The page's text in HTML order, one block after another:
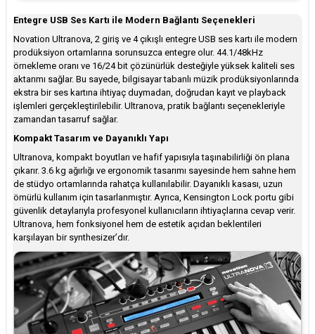
Entegre USB Ses Kartı ile Modern Bağlantı Seçenekleri
Novation Ultranova, 2 giriş ve 4 çıkışlı entegre USB ses kartı ile modern
prodüksiyon ortamlarına sorunsuzca entegre olur. 44.1/48kHz
örnekleme oranı ve 16/24 bit çözünürlük desteğiyle yüksek kaliteli ses
aktarımı sağlar. Bu sayede, bilgisayar tabanlı müzik prodüksiyonlarında
ekstra bir ses kartına ihtiyaç duymadan, doğrudan kayıt ve playback
işlemleri gerçekleştirilebilir. Ultranova, pratik bağlantı seçenekleriyle
zamandan tasarruf sağlar.
Kompakt Tasarım ve Dayanıklı Yapı
Ultranova, kompakt boyutları ve hafif yapısıyla taşınabilirliği ön plana
çıkarır. 3.6 kg ağırlığı ve ergonomik tasarımı sayesinde hem sahne hem
de stüdyo ortamlarında rahatça kullanılabilir. Dayanıklı kasası, uzun
ömürlü kullanım için tasarlanmıştır. Ayrıca, Kensington Lock portu gibi
güvenlik detaylarıyla profesyonel kullanıcıların ihtiyaçlarına cevap verir.
Ultranova, hem fonksiyonel hem de estetik açıdan beklentileri
karşılayan bir synthesizer’dır.